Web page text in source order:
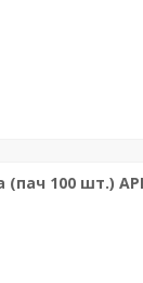
(пач 100 шт.)